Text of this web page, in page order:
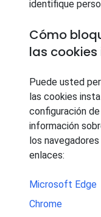
identifique
Cómo
las
Puede usted
las cookies
configuración
información
los
enlaces:
Microsoft Edge
Chrome